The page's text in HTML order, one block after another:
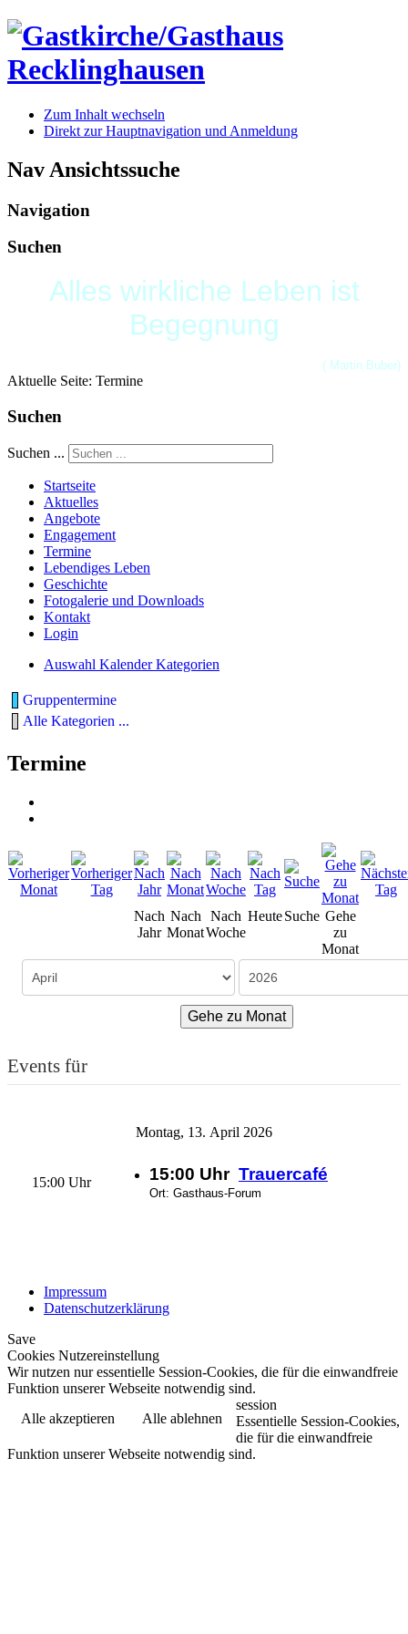
Zum Inhalt wechseln
Direkt zur Hauptnavigation und Anmeldung
Nav Ansichtssuche
Navigation
Suchen
Alles wirkliche Leben ist
Begegnung
( Martin Buber)
Aktuelle Seite: Termine
Suchen
Suchen ...
Startseite
Aktuelles
Angebote
Engagement
Termine
Lebendiges Leben
Geschichte
Fotogalerie und Downloads
Kontakt
Login
Auswahl Kalender Kategorien
Gruppentermine
Alle Kategorien ...
Termine
Nach
Jahr
Nach
Monat
Nach
Woche
HeuteSuche Gehe
zu
Monat
Gehe zu Monat
Events für
Montag, 13. April 2026
15:00 Uhr 15:00 Uhr Trauercafé
Ort: Gasthaus-Forum
Impressum
Datenschutzerklärung
Save
Cookies Nutzereinstellung
Wir nutzen nur essentielle Session-Cookies, die für die einwandfreie
Funktion unserer Webseite notwendig sind.
Alle akzeptieren
Alle ablehnen
session
Essentielle Session-Cookies,
die für die einwandfreie
Funktion unserer Webseite notwendig sind.